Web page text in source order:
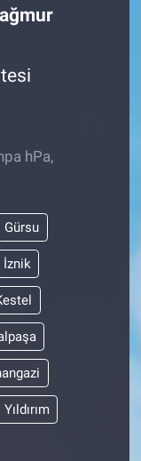
hPa,
Gürsu
İznik
Yıldırım